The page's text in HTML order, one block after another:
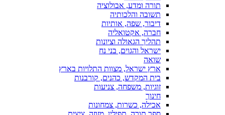
תורה ומדע, אבולוציה
תשובה והלכותיה
דיבור, שפה, אותיות
חברה, אקטואליה
תהליך הגאולה וציונות
ישראל והגוים, בני נח
שואה
ארץ ישראל, מצוות התלויות בארץ
בית המקדש, כהנים, קורבנות
זוגיות, משפחה, צניעות
חינוך
אכילה, כשרות, צמחונות